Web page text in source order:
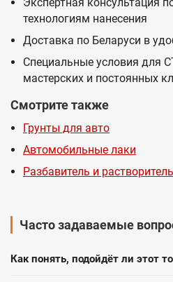
Экспертная консультация
технологиям нанесения
Доставка по Беларуси в
Специальные условия для
мастерских и постоянных
Смотрите также
Грунты для авто
Автомобильные лаки
Разбавитель и растворитель
Часто задаваемые
Как понять, подойдёт ли этот